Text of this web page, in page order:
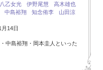
八乙女光 伊野尾慧
高木雄也
中島裕翔 知念侑李
山田涼
14日
中島裕翔・岡本圭人といった